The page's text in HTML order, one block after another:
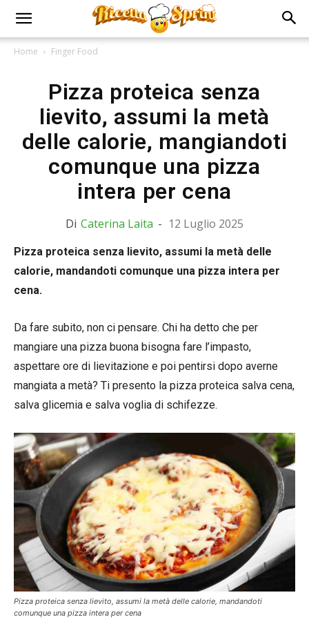
Home Finger Food
Pizza proteica senza
lievito, assumi la metà
delle calorie, mangiandoti
comunque una pizza
intera per cena
Di Caterina Laita - 12 Luglio 2025
Pizza proteica senza lievito, assumi la metà delle
calorie, mandandoti comunque una pizza intera per
cena.
Da fare subito, non ci pensare. Chi ha detto che per
mangiare una pizza buona bisogna fare l’impasto,
aspettare ore di lievitazione e poi pentirsi dopo averne
mangiata a metà? Ti presento la pizza proteica salva cena,
salva glicemia e salva voglia di schifezze.
Pizza proteica senza lievito, assumi la metà delle calorie, mandandoti
comunque una pizza intera per cena